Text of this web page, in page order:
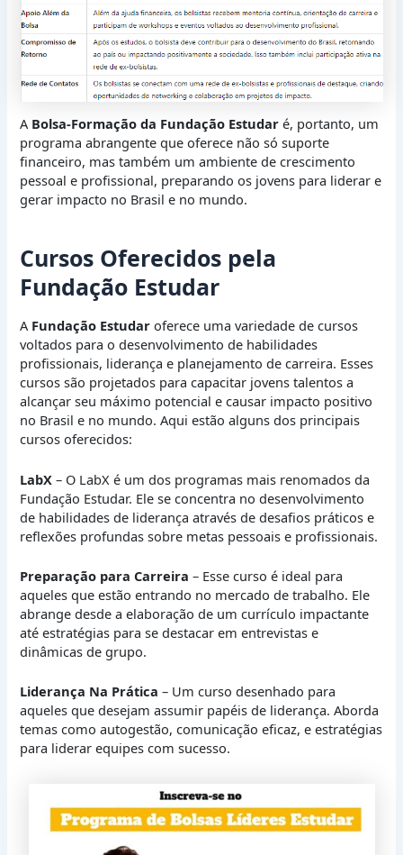
A Bolsa-Formação da Fundação Estudar é, portanto, um
programa abrangente que oferece não só suporte
financeiro, mas também um ambiente de crescimento
pessoal e profissional, preparando os jovens para liderar e
gerar impacto no Brasil e no mundo.
Cursos Oferecidos pela
Fundação Estudar
A Fundação Estudar oferece uma variedade de cursos
voltados para o desenvolvimento de habilidades
profissionais, liderança e planejamento de carreira. Esses
cursos são projetados para capacitar jovens talentos a
alcançar seu máximo potencial e causar impacto positivo
no Brasil e no mundo. Aqui estão alguns dos principais
cursos oferecidos:
LabX – O LabX é um dos programas mais renomados da
Fundação Estudar. Ele se concentra no desenvolvimento
de habilidades de liderança através de desafios práticos e
reflexões profundas sobre metas pessoais e profissionais.
Preparação para Carreira – Esse curso é ideal para
aqueles que estão entrando no mercado de trabalho. Ele
abrange desde a elaboração de um currículo impactante
até estratégias para se destacar em entrevistas e
dinâmicas de grupo.
Liderança Na Prática – Um curso desenhado para
aqueles que desejam assumir papéis de liderança. Aborda
temas como autogestão, comunicação eficaz, e estratégias
para liderar equipes com sucesso.